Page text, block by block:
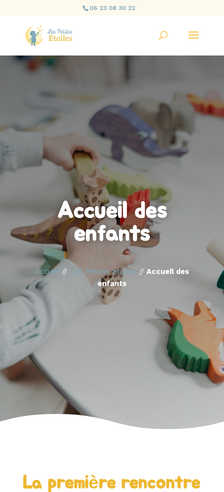
06 23 08 30 22
Accueil des
enfants
Accueil // Les Petites étoiles // Accueil des
enfants
La première rencontre